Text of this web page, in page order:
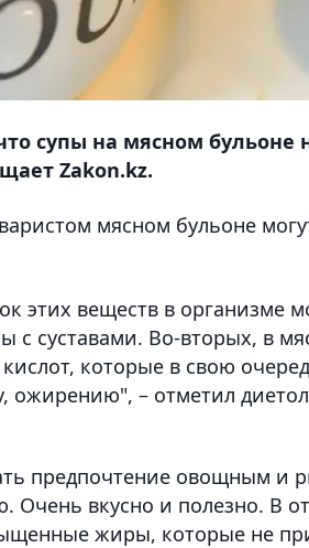
супы на мясном бульоне
Zakon.kz.
мясном бульоне
этих веществ в организме
с суставами. Во-вторых, в
которые в свою
ожирению", – отметил
предпочтение овощным и
Очень вкусно и полезно. В
жиры, которые не